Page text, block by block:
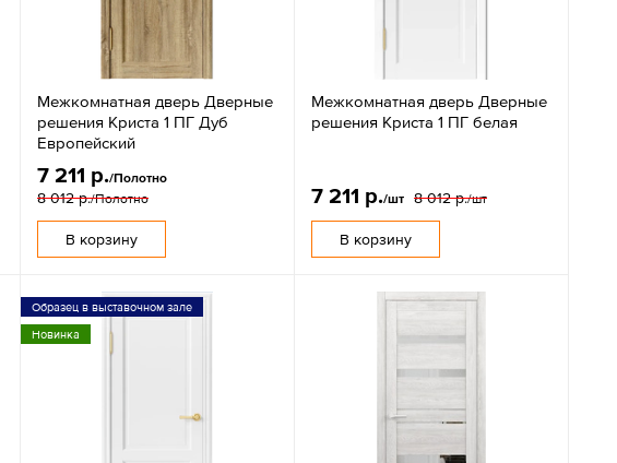
Межкомнатная дверь Дверные
решения Криста 1 ПГ Дуб
Европейский
7 211 р./Полотно
8 012 р./Полотно
В корзину
Межкомнатная дверь Дверные
решения Криста 1 ПГ белая
7 211 р./шт 8 012 р./шт
В корзину
Образец в выставочном зале
Новинка